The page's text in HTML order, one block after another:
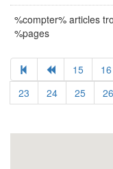
%compter% articles
%pages
15 16
23
24 25 26